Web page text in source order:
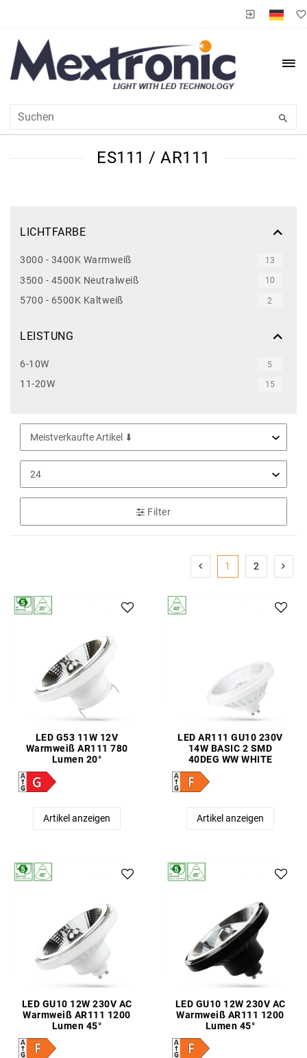
ES111 / AR111
LICHTFARBE
3000 - 3400K Warmweiß 13
3500 - 4500K Neutralweiß 10
5700 - 6500K Kaltweiß 2
LEISTUNG
6-10W 5
11-20W 15
Filter
1 2
LED G53 11W 12V
Warmweiß AR111 780
Lumen 20°
Artikel anzeigen
LED AR111 GU10 230V
14W BASIC 2 SMD
40DEG WW WHITE
Artikel anzeigen
LED GU10 12W 230V AC
Warmweiß AR111 1200
Lumen 45°
LED GU10 12W 230V AC
Warmweiß AR111 1200
Lumen 45°